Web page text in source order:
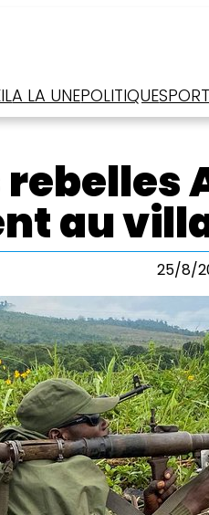
A LA UNEPOLITIQUE
rebelles
au
25/8/